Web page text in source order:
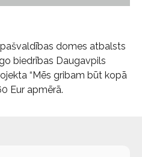
domes atbalsts
biedrības Daugavpils
“Mēs gribam būt kopā
Eur apmērā.